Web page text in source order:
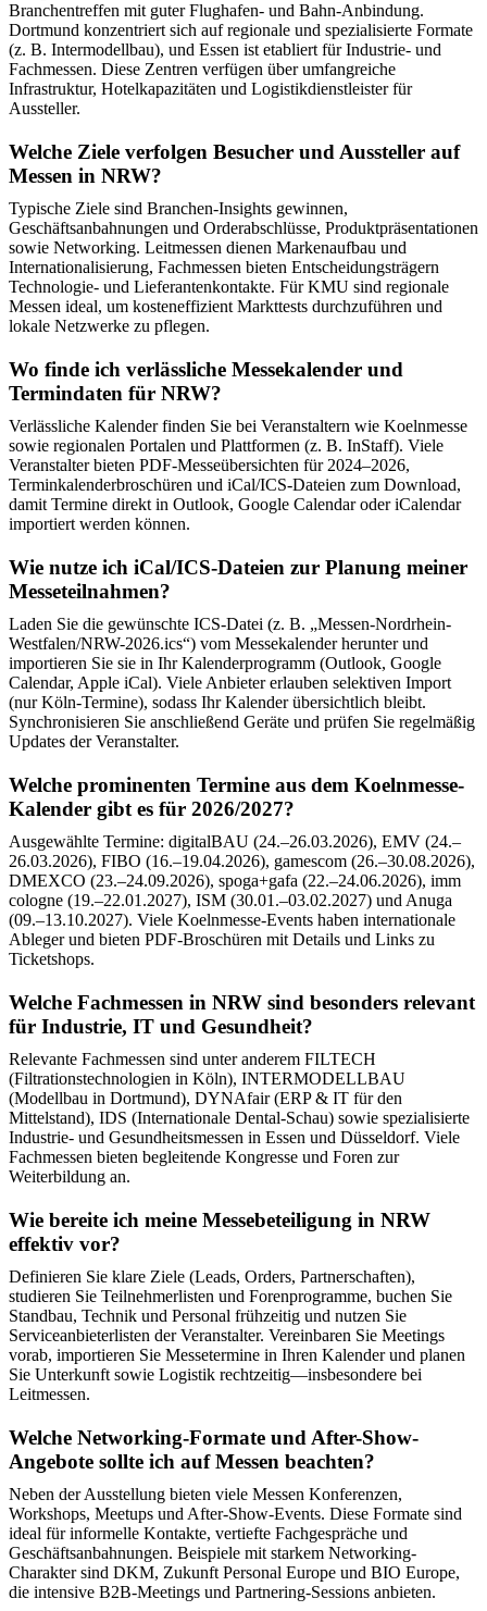
Branchentreffen mit guter Flughafen- und Bahn-Anbindung.
Dortmund konzentriert sich auf regionale und spezialisierte Formate
(z. B. Intermodellbau), und Essen ist etabliert für Industrie- und
Fachmessen. Diese Zentren verfügen über umfangreiche
Infrastruktur, Hotelkapazitäten und Logistikdienstleister für
Aussteller.
Welche Ziele verfolgen Besucher und Aussteller auf
Messen in NRW?
Typische Ziele sind Branchen-Insights gewinnen,
Geschäftsanbahnungen und Orderabschlüsse, Produktpräsentationen
sowie Networking. Leitmessen dienen Markenaufbau und
Internationalisierung, Fachmessen bieten Entscheidungsträgern
Technologie- und Lieferantenkontakte. Für KMU sind regionale
Messen ideal, um kosteneffizient Markttests durchzuführen und
lokale Netzwerke zu pflegen.
Wo finde ich verlässliche Messekalender und
Termindaten für NRW?
Verlässliche Kalender finden Sie bei Veranstaltern wie Koelnmesse
sowie regionalen Portalen und Plattformen (z. B. InStaff). Viele
Veranstalter bieten PDF-Messeübersichten für 2024–2026,
Terminkalenderbroschüren und iCal/ICS-Dateien zum Download,
damit Termine direkt in Outlook, Google Calendar oder iCalendar
importiert werden können.
Wie nutze ich iCal/ICS-Dateien zur Planung meiner
Messeteilnahmen?
Laden Sie die gewünschte ICS-Datei (z. B. „Messen-Nordrhein-
Westfalen/NRW-2026.ics“) vom Messekalender herunter und
importieren Sie sie in Ihr Kalenderprogramm (Outlook, Google
Calendar, Apple iCal). Viele Anbieter erlauben selektiven Import
(nur Köln-Termine), sodass Ihr Kalender übersichtlich bleibt.
Synchronisieren Sie anschließend Geräte und prüfen Sie regelmäßig
Updates der Veranstalter.
Welche prominenten Termine aus dem Koelnmesse-
Kalender gibt es für 2026/2027?
Ausgewählte Termine: digitalBAU (24.–26.03.2026), EMV (24.–
26.03.2026), FIBO (16.–19.04.2026), gamescom (26.–30.08.2026),
DMEXCO (23.–24.09.2026), spoga+gafa (22.–24.06.2026), imm
cologne (19.–22.01.2027), ISM (30.01.–03.02.2027) und Anuga
(09.–13.10.2027). Viele Koelnmesse-Events haben internationale
Ableger und bieten PDF-Broschüren mit Details und Links zu
Ticketshops.
Welche Fachmessen in NRW sind besonders relevant
für Industrie, IT und Gesundheit?
Relevante Fachmessen sind unter anderem FILTECH
(Filtrationstechnologien in Köln), INTERMODELLBAU
(Modellbau in Dortmund), DYNAfair (ERP & IT für den
Mittelstand), IDS (Internationale Dental-Schau) sowie spezialisierte
Industrie- und Gesundheitsmessen in Essen und Düsseldorf. Viele
Fachmessen bieten begleitende Kongresse und Foren zur
Weiterbildung an.
Wie bereite ich meine Messebeteiligung in NRW
effektiv vor?
Definieren Sie klare Ziele (Leads, Orders, Partnerschaften),
studieren Sie Teilnehmerlisten und Forenprogramme, buchen Sie
Standbau, Technik und Personal frühzeitig und nutzen Sie
Serviceanbieterlisten der Veranstalter. Vereinbaren Sie Meetings
vorab, importieren Sie Messetermine in Ihren Kalender und planen
Sie Unterkunft sowie Logistik rechtzeitig—insbesondere bei
Leitmessen.
Welche Networking-Formate und After-Show-
Angebote sollte ich auf Messen beachten?
Neben der Ausstellung bieten viele Messen Konferenzen,
Workshops, Meetups und After-Show-Events. Diese Formate sind
ideal für informelle Kontakte, vertiefte Fachgespräche und
Geschäftsanbahnungen. Beispiele mit starkem Networking-
Charakter sind DKM, Zukunft Personal Europe und BIO Europe,
die intensive B2B-Meetings und Partnering-Sessions anbieten.